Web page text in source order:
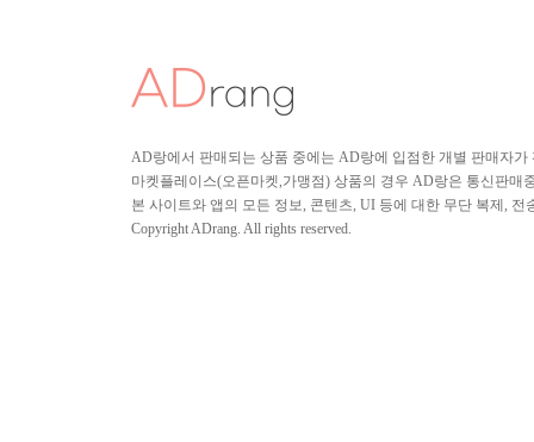
AD랑에서 판매되는 상품 중에는 AD랑에 입점한 개별 판매자
마켓플레이스(오픈마켓,가맹점) 상품의 경우 AD랑은 통신판
본 사이트와 앱의 모든 정보, 콘텐츠, UI 등에 대한 무단 복제,
Copyright ADrang. All rights reserved.